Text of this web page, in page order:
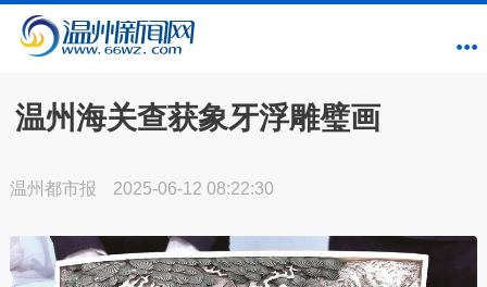
温州海关查获象牙浮雕璧画
温州都市报 2025-06-12 08:22:30